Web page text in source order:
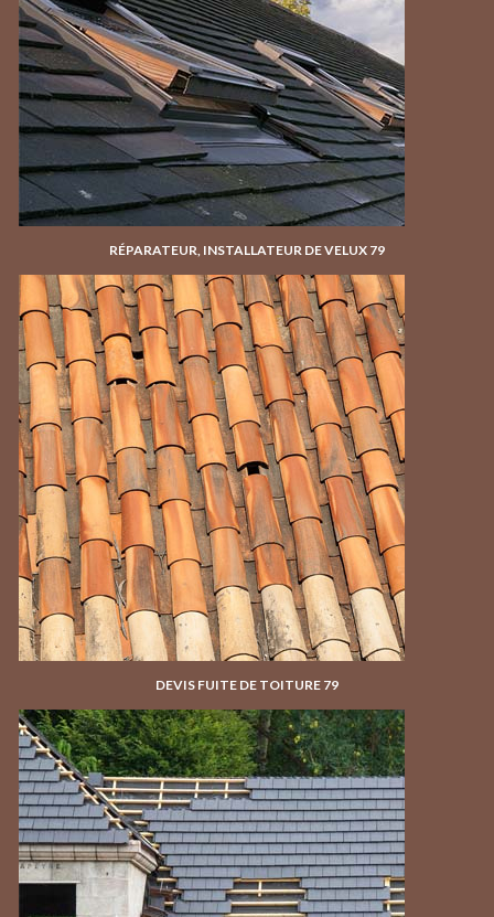
RÉPARATEUR, INSTALLATEUR DE VELUX 79
DEVIS FUITE DE TOITURE 79